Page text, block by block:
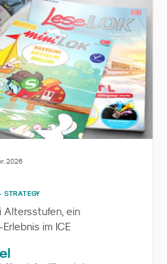
2026
Altersstufen, ein
im ICE